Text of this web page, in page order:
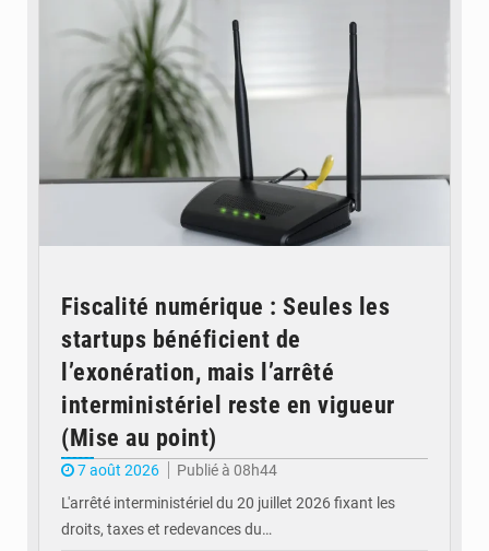
Fiscalité numérique : Seules les
startups bénéficient de
l’exonération, mais l’arrêté
interministériel reste en vigueur
(Mise au point)
7 août 2026
Publié à 08h44
L'arrêté interministériel du 20 juillet 2026 fixant les
droits, taxes et redevances du…